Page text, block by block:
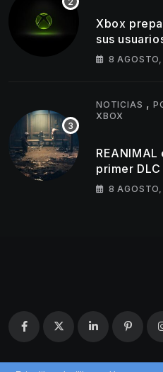
Xbox
sus
cambios en
8
NOTICIAS ,
XBOX
primer
8